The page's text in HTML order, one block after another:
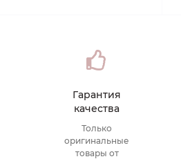
Гарантия
качества
Только
оригинальные
товары от